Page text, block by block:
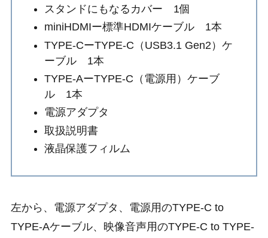
スタンドにもなるカバー 1個
miniHDMIー標準HDMIケーブル 1本
TYPE-CーTYPE-C（USB3.1 Gen2）ケ
ーブル 1本
TYPE-AーTYPE-C（電源用）ケーブ
ル 1本
電源アダプタ
取扱説明書
液晶保護フィルム
左から、電源アダプタ、電源用のTYPE-C to
TYPE-Aケーブル、映像音声用のTYPE-C to TYPE-